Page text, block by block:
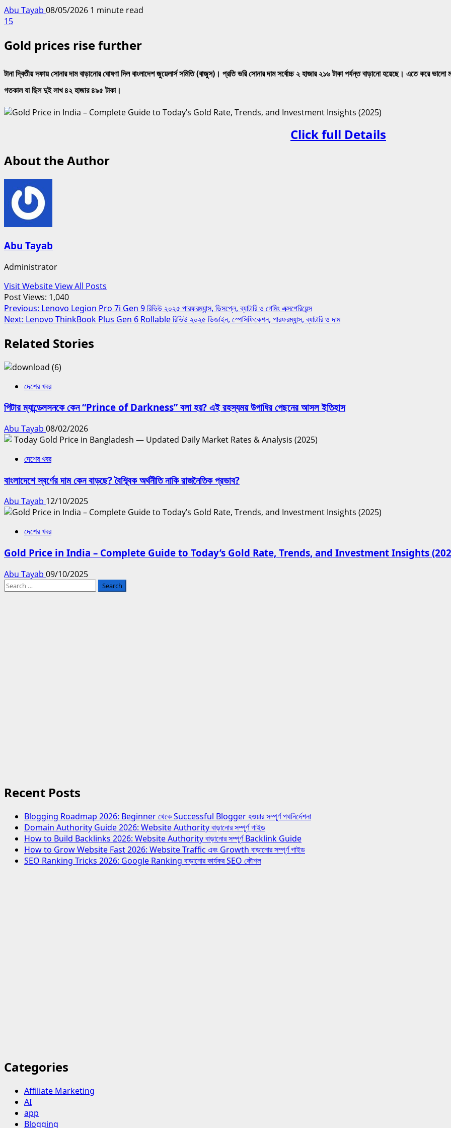
Abu Tayab 08/05/2026 1 minute read
15
Gold prices rise further
টানা দ্বিতীয় দফায় সোনার দাম বাড়ানোর ঘোষণা দিল বাংলাদেশ জুয়েলার্স সমিতি (বাজুস)। প্রতি ভরি সোনার দাম সর্বোচ্চ ২ হাজার ২১৬ টাকা পর্যন্ত বাড়ানো হয়েছে। এতে করে
গতকাল যা ছিল দুই লাখ ৪২ হাজার ৪৯৫ টাকা।
Click full Details
About the Author
Abu Tayab
Administrator
Visit WebsiteView All Posts
Post Views: 1,040
Post
navigation
Previous: Lenovo Legion Pro 7i Gen 9 রিভিউ ২০২৫ পারফরম্যান্স, ডিসপ্লে, ব্যাটারি ও গেমিং এক্সপেরিয়েন্স
Next: Lenovo ThinkBook Plus Gen 6 Rollable রিভিউ ২০২৫ ডিজাইন, স্পেসিফিকেশন, পারফরম্যান্স, ব্যাটারি ও দাম
Related Stories
দেশের খবর
পিটার ম্যান্ডেলসনকে কেন “Prince of Darkness” বলা হয়? এই রহস্যময় উপাধির পেছনের আসল ইতিহাস
Abu Tayab 08/02/2026
দেশের খবর
বাংলাদেশে স্বর্ণের দাম কেন বাড়ছে? বৈশ্ব্বিক অর্থনীতি নাকি রাজনৈতিক প্রভাব?
Abu Tayab 12/10/2025
দেশের খবর
Gold Price in India – Complete Guide to Today’s Gold Rate, Trends, and Investment Insights
Abu Tayab 09/10/2025
Search
Recent Posts
Blogging Roadmap 2026: Beginner থেকে Successful Blogger হওয়ার সম্পূর্ণ পথনির্দেশনা
Domain Authority Guide 2026: Website Authority বাড়ানোর সম্পূর্ণ গাইড
How to Build Backlinks 2026: Website Authority বাড়ানোর সম্পূর্ণ Backlink Guide
How to Grow Website Fast 2026: Website Traffic এবং Growth বাড়ানোর সম্পূর্ণ গাইড
SEO Ranking Tricks 2026: Google Ranking বাড়ানোর কার্যকর SEO কৌশল
Categories
Affiliate Marketing
AI
app
Blogging